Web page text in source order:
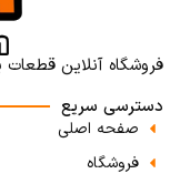
فروشگاه آنلاین قطعات
دسترسی سریع
صفحه اصلی
فروشگاه